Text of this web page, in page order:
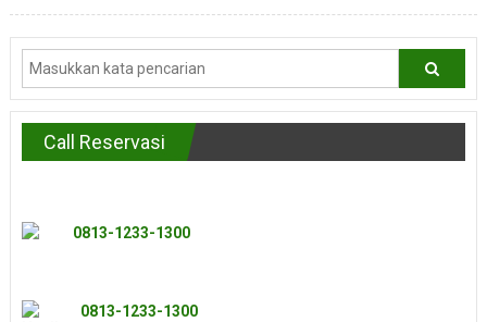
Call Reservasi
0813-1233-1300
0813-1233-1300